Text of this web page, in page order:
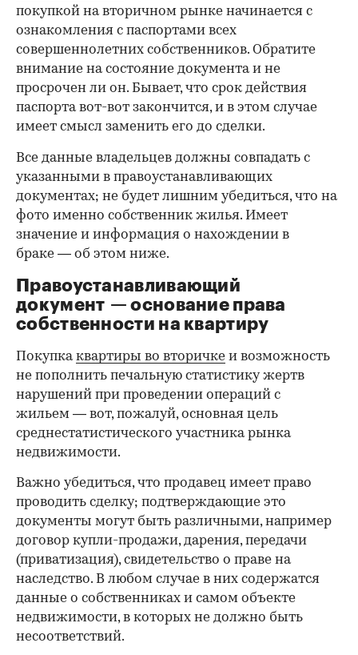
покупкой на вторичном рынке начинается с
ознакомления с паспортами всех
совершеннолетних собственников. Обратите
внимание на состояние документа и не
просрочен ли он. Бывает, что срок действия
паспорта вот-вот закончится, и в этом случае
имеет смысл заменить его до сделки.
00:00 / 00:00
Все данные владельцев должны совпадать с
указанными в правоустанавливающих
документах; не будет лишним убедиться, что на
фото именно собственник жилья. Имеет
значение и информация о нахождении в
браке — об этом ниже.
Правоустанавливающий
документ — основание права
собственности на квартиру
Покупкаквартиры во вторичке и возможность
не пополнить печальную статистику жертв
нарушений при проведении операций с
жильем — вот, пожалуй, основная цель
среднестатистического участника рынка
недвижимости.
Важно убедиться, что продавец имеет право
проводить сделку; подтверждающие это
документы могут быть различными, например
договор купли-продажи, дарения, передачи
(приватизация), свидетельство о праве на
наследство. В любом случае в них содержатся
данные о собственниках и самом объекте
недвижимости, в которых не должно быть
несоответствий.